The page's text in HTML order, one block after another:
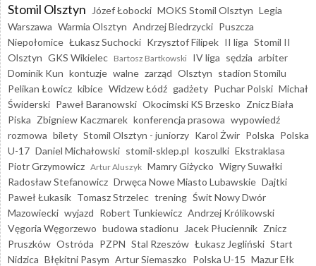
Stomil Olsztyn Józef Łobocki MOKS Stomil Olsztyn Legia
Warszawa Warmia Olsztyn Andrzej Biedrzycki Puszcza
Niepołomice Łukasz Suchocki Krzysztof Filipek II liga Stomil II
Olsztyn GKS Wikielec Bartosz Bartkowski IV liga sędzia arbiter
Dominik Kun kontuzje walne zarząd Olsztyn stadion Stomilu
Pelikan Łowicz kibice Widzew Łódź gadżety Puchar Polski Michał
Świderski Paweł Baranowski Okocimski KS Brzesko Znicz Biała
Piska Zbigniew Kaczmarek konferencja prasowa wypowiedź
rozmowa bilety Stomil Olsztyn - juniorzy Karol Żwir Polska Polska
U-17 Daniel Michałowski stomil-sklep.pl koszulki Ekstraklasa
Piotr Grzymowicz Artur Aluszyk Mamry Giżycko Wigry Suwałki
Radosław Stefanowicz Drwęca Nowe Miasto Lubawskie Dajtki
Paweł Łukasik Tomasz Strzelec trening Świt Nowy Dwór
Mazowiecki wyjazd Robert Tunkiewicz Andrzej Królikowski
Vęgoria Węgorzewo budowa stadionu Jacek Płuciennik Znicz
Pruszków Ostróda PZPN Stal Rzeszów Łukasz Jegliński Start
Nidzica Błękitni Pasym Artur Siemaszko Polska U-15 Mazur Ełk